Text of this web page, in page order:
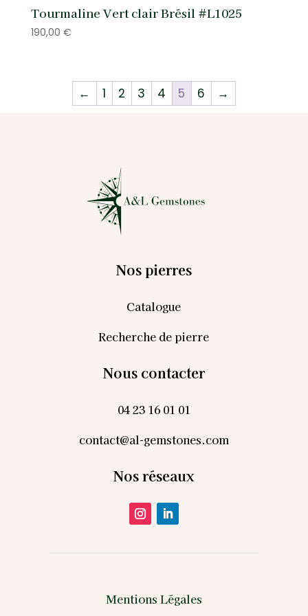
Tourmaline Vert clair Brésil #L1025
190,00 €
← 1 2 3 4 5 6 →
Nos pierres
Catalogue
Recherche de pierre
Nous contacter
04 23 16 01 01
contact@al-gemstones.com
Nos réseaux
Mentions Légales